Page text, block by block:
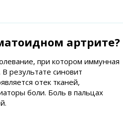
артрите?
при котором иммунная
В результате синовит
отек тканей,
боли. Боль в пальцах